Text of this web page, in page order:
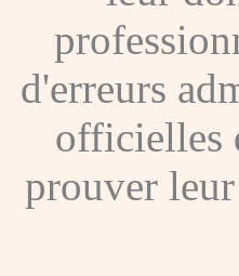
d'erreurs
officielles
prouver